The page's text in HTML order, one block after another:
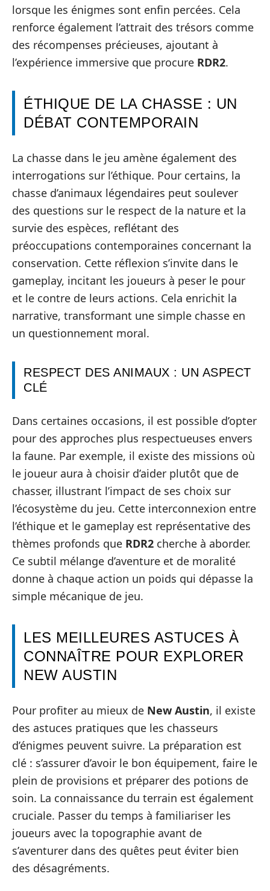
lorsque les énigmes sont enfin percées. Cela
renforce également l’attrait des trésors comme
des récompenses précieuses, ajoutant à
l’expérience immersive que procure RDR2.
ÉTHIQUE DE LA CHASSE : UN
DÉBAT CONTEMPORAIN
La chasse dans le jeu amène également des
interrogations sur l’éthique. Pour certains, la
chasse d’animaux légendaires peut soulever
des questions sur le respect de la nature et la
survie des espèces, reflétant des
préoccupations contemporaines concernant la
conservation. Cette réflexion s’invite dans le
gameplay, incitant les joueurs à peser le pour
et le contre de leurs actions. Cela enrichit la
narrative, transformant une simple chasse en
un questionnement moral.
RESPECT DES ANIMAUX : UN ASPECT
CLÉ
Dans certaines occasions, il est possible d’opter
pour des approches plus respectueuses envers
la faune. Par exemple, il existe des missions où
le joueur aura à choisir d’aider plutôt que de
chasser, illustrant l’impact de ses choix sur
l’écosystème du jeu. Cette interconnexion entre
l’éthique et le gameplay est représentative des
thèmes profonds que RDR2 cherche à aborder.
Ce subtil mélange d’aventure et de moralité
donne à chaque action un poids qui dépasse la
simple mécanique de jeu.
LES MEILLEURES ASTUCES À
CONNAÎTRE POUR EXPLORER
NEW AUSTIN
Pour profiter au mieux de New Austin, il existe
des astuces pratiques que les chasseurs
d’énigmes peuvent suivre. La préparation est
clé : s’assurer d’avoir le bon équipement, faire le
plein de provisions et préparer des potions de
soin. La connaissance du terrain est également
cruciale. Passer du temps à familiariser les
joueurs avec la topographie avant de
s’aventurer dans des quêtes peut éviter bien
des désagréments.